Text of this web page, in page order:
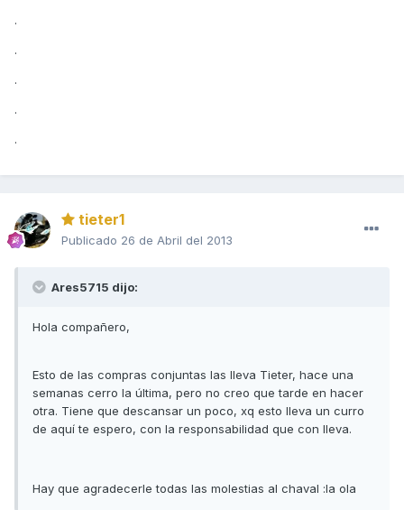
.
.
.
.
.
tieter1
Publicado 26 de Abril del 2013
Ares5715 dijo:
Hola compañero,
Esto de las compras conjuntas las lleva Tieter, hace una
semanas cerro la última, pero no creo que tarde en hacer
otra. Tiene que descansar un poco, xq esto lleva un curro
de aquí te espero, con la responsabilidad que con lleva.
Hay que agradecerle todas las molestias al chaval :la ola